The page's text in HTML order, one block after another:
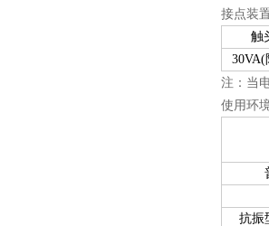
接点装
触
注：当
使用环
抗振